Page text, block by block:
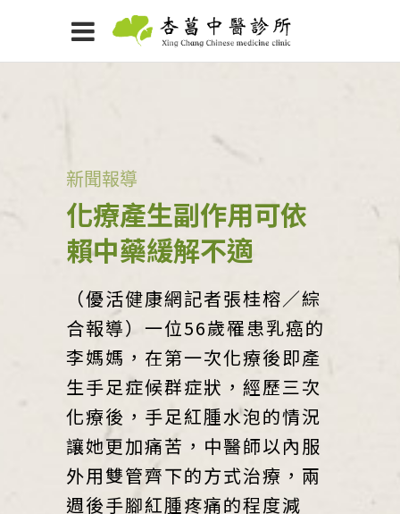
新聞報導
化療產生副作用可依
賴中藥緩解不適
（優活健康網記者張桂榕／綜
合報導）一位56歲罹患乳癌的
李媽媽，在第一次化療後即產
生手足症候群症狀，經歷三次
化療後，手足紅腫水泡的情況
讓她更加痛苦，中醫師以內服
外用雙管齊下的方式治療，兩
週後手腳紅腫疼痛的程度減